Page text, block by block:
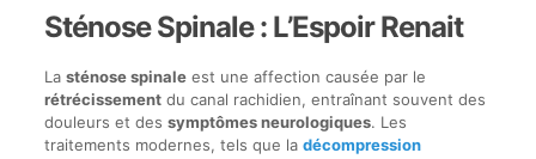
Sténose Spinale : L’Espoir Renait
La sténose spinaleest une affection causée par le
rétrécissementdu canal rachidien, entraînant souvent des
douleurs et des symptômes neurologiques. Les
traitements modernes, tels que la décompression